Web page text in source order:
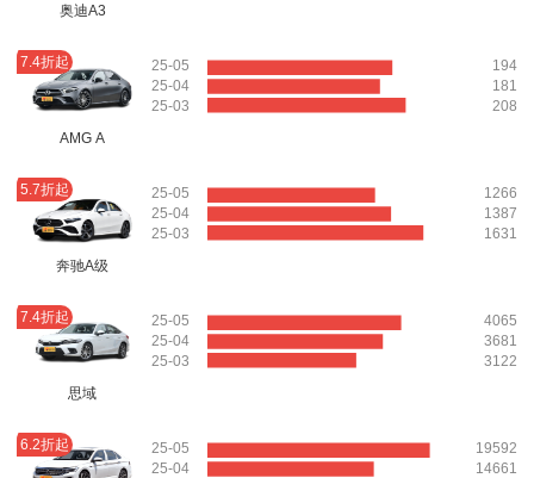
奥迪A3
7.4折起
AMG A
25-05
25-04
25-03
194
181
208
5.7折起
奔驰A级
25-05
25-04
25-03
1266
1387
1631
7.4折起
思域
25-05
25-04
25-03
4065
3681
3122
6.2折起
25-05
25-04
19592
14661